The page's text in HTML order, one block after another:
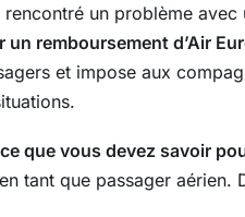
un problème avec
un remboursement d’Air
et impose aux
que vous devez savoir
tant que passager aérien.